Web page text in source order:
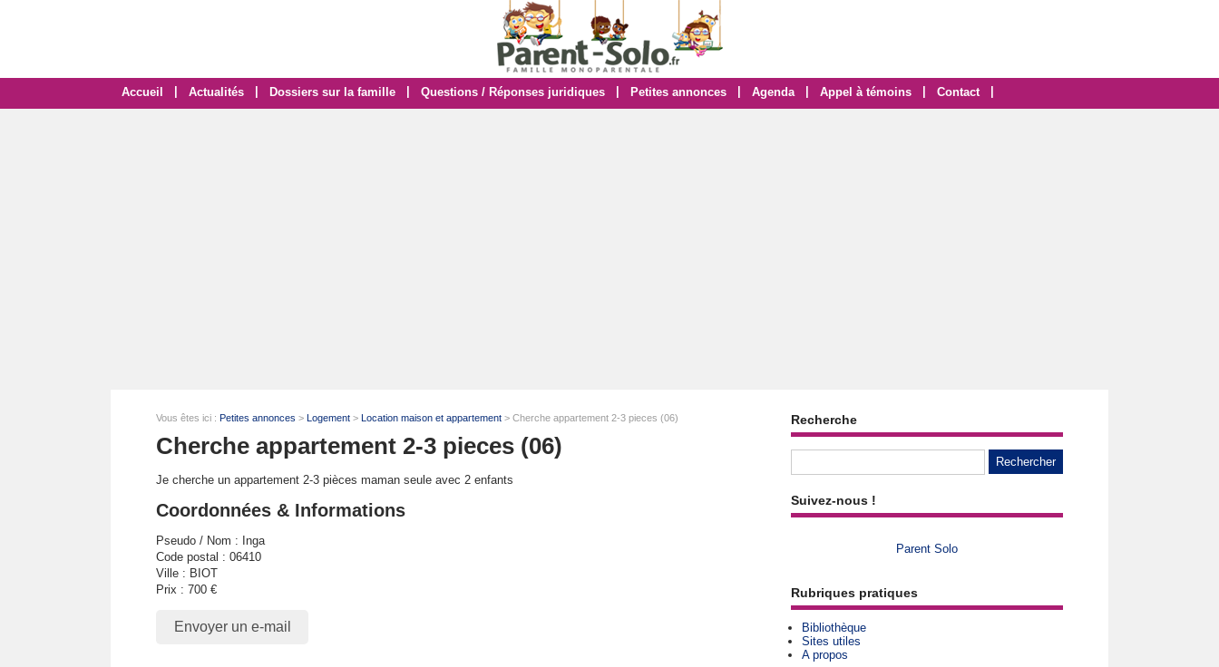
Accueil Actualités Dossiers sur la famille Questions / Réponses juridiques Petites annonces Agenda Appel à témoins Contact
Vous êtes ici : Petites annonces > Logement > Location maison et appartement > Cherche appartement 2-3 pieces (06)
Cherche appartement 2-3 pieces (06)
Je cherche un appartement 2-3 pièces maman seule avec 2 enfants
Coordonnées & Informations
Pseudo / Nom : Inga
Code postal : 06410
Ville : BIOT
Prix : 700 €
Envoyer un e-mail
Recherche
Suivez-nous !
Parent Solo
Rubriques pratiques
Bibliothèque
Sites utiles
A propos